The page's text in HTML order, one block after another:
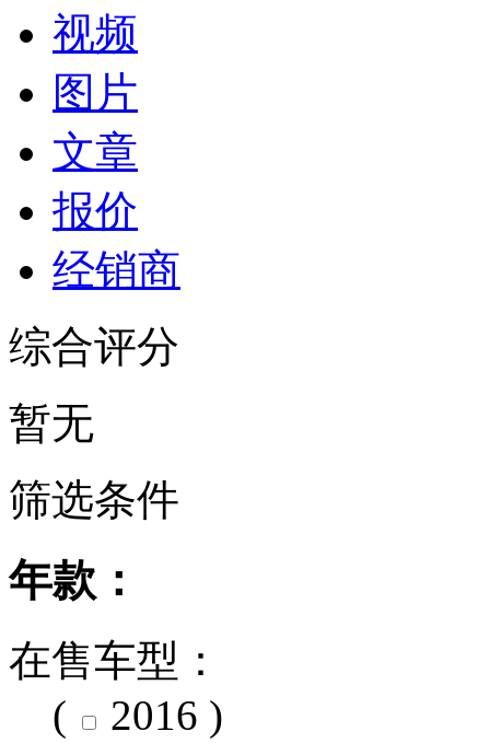
视频
图片
文章
报价
经销商
综合评分
暂无
筛选条件
年款：
在售车型：
(
2016 )